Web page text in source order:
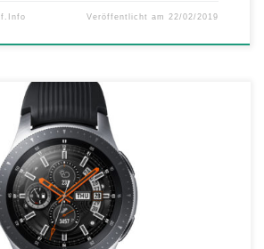
Veröffentlicht am22/02/2019
Watch vereint einen vernetzten Lebensstil
Fähigkeiten und klassischem Uhren-Design
Galaxy Watch enthüllt. Die neue Premium-
mit ihrer langen Akkulaufzeit1, eigenständiger
Fitness-Funktionen sowie ihrem
individualisierbaren Design: Nutzer können